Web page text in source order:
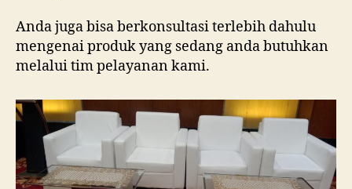
Anda juga bisa berkonsultasi terlebih dahulu
mengenai produk yang sedang anda butuhkan
melalui tim pelayanan kami.